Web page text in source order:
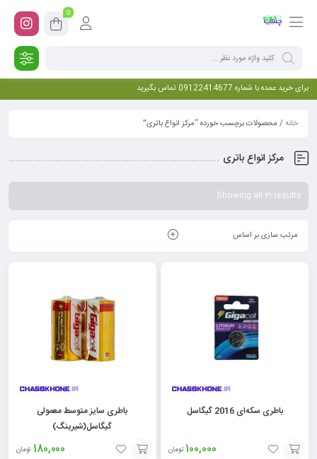
0
برای خرید عمده با شماره 09122414677 تماس بگیرید
خانه/ محصولات برچسب خورده “مرکز انواع باتری”
مرکز انواع باتری
Showing all 21 results
مرتب سازی بر اساس
باطری سکه‌ای 2016 گیگاسل
100,000 تومان
باطری سایز متوسط معمولی
گیگاسل(شیرینگ)
180,000 تومان